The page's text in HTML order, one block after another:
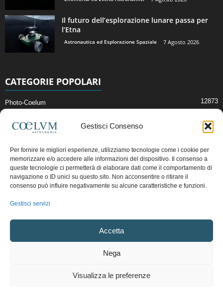
Gestisci Consenso
Per fornire le migliori esperienze, utilizziamo tecnologie come i cookie per
memorizzare e/o accedere alle informazioni del dispositivo. Il consenso a
queste tecnologie ci permetterà di elaborare dati come il comportamento di
navigazione o ID unici su questo sito. Non acconsentire o ritirare il
consenso può influire negativamente su alcune caratteristiche e funzioni.
Gestisci servizi
Accetta
Nega
Visualizza le preferenze
Il futuro dell’esplorazione lunare passa per
l’Etna
Astronautica ed Esplorazione Spaziale 7 Agosto 2026
CATEGORIE POPOLARI
Photo-Coelum 12873
News di Astronomia 2412
Cielo del Mese
Astronomia, Astrofisica e Cosmologia
Articoli e Risorse On-Line
Copyright © 1997 - 2024 vietata la riproduzione.
Termini e Condizioni di Vendita